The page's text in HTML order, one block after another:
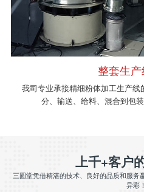
整套生
我司专业承接精细粉体加工生产
分、输送、给料、混合到包
上千+客户
三圆堂凭借精湛的技术、良好的品质和服务
异彩！